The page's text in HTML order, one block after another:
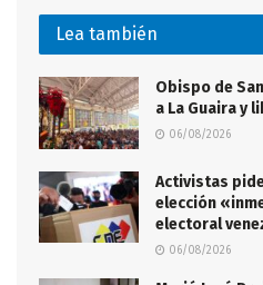
Lea también
Obispo de
a La Guaira y
06/08/2026
Activistas
elección
electoral
06/08/2026